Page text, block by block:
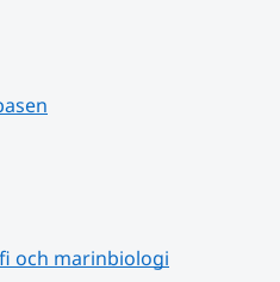
och marinbiologi